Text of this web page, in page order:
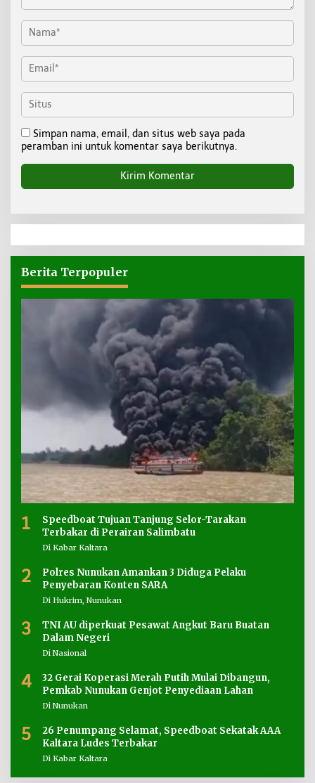
Simpan nama, email, dan situs web saya pada
peramban ini untuk komentar saya berikutnya.
Berita Terpopuler
1
Speedboat Tujuan Tanjung Selor-Tarakan
Terbakar di Perairan Salimbatu
Di Kabar Kaltara
2
Polres Nunukan Amankan 3 Diduga Pelaku
Penyebaran Konten SARA
Di Hukrim, Nunukan
3
TNI AU diperkuat Pesawat Angkut Baru Buatan
Dalam Negeri
Di Nasional
4
32 Gerai Koperasi Merah Putih Mulai Dibangun,
Pemkab Nunukan Genjot Penyediaan Lahan
Di Nunukan
5
26 Penumpang Selamat, Speedboat Sekatak AAA
Kaltara Ludes Terbakar
Di Kabar Kaltara